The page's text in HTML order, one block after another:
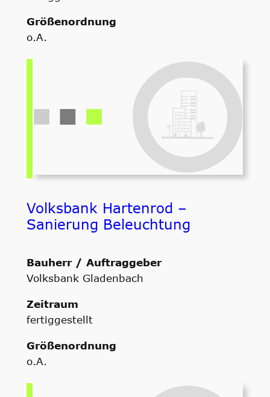
Größenordnung
o.A.
Volksbank Hartenrod –
Sanierung Beleuchtung
Bauherr / Auftraggeber
Volksbank Gladenbach
Zeitraum
fertiggestellt
Größenordnung
o.A.